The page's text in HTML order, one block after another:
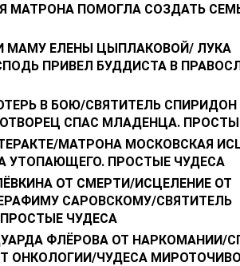
МАТРОНА ПОМОГЛА СОЗДАТЬ
МАМУ ЕЛЕНЫ ЦЫПЛАКОВОЙ/ ЛУКА
ПРИВЕЛ БУДДИСТА В
В БОЮ/СВЯТИТЕЛЬ
СПАС МЛАДЕНЦА.
МАТРОНА МОСКОВСКАЯ
ПРОСТЫЕ ЧУДЕСА
ОТ СМЕРТИ/ИСЦЕЛЕНИЕ ОТ
САРОВСКОМУ/СВЯТИТЕЛЬ
ЧУДЕСА
ФЛЁРОВА ОТ НАРКОМАНИИ/
ОНКОЛОГИИ/ЧУДЕСА